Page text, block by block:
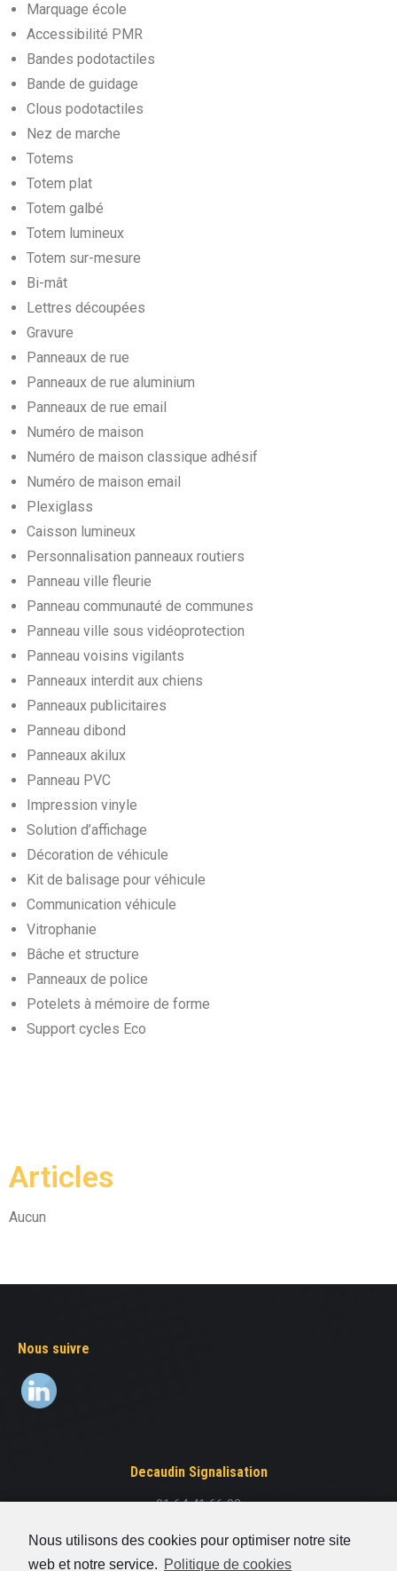
Nous utilisons des cookies pour optimiser notre site
web et notre service. Politique de cookies
Marquage école
Accessibilité PMR
Bandes podotactiles
Bande de guidage
Clous podotactiles
Nez de marche
Totems
Totem plat
Totem galbé
Totem lumineux
Totem sur-mesure
Bi-mât
Lettres découpées
Gravure
Panneaux de rue
Panneaux de rue aluminium
Panneaux de rue email
Numéro de maison
Numéro de maison classique adhésif
Numéro de maison email
Plexiglass
Caisson lumineux
Personnalisation panneaux routiers
Panneau ville fleurie
Panneau communauté de communes
Panneau ville sous vidéoprotection
Panneau voisins vigilants
Panneaux interdit aux chiens
Panneaux publicitaires
Panneau dibond
Panneaux akilux
Panneau PVC
Impression vinyle
Solution d’affichage
Décoration de véhicule
Kit de balisage pour véhicule
Communication véhicule
Vitrophanie
Bâche et structure
Panneaux de police
Potelets à mémoire de forme
Support cycles Eco
Articles
Aucun
Nous suivre
Decaudin Signalisation
01 64 41 66 93
77176 Savigny-Le-Temple